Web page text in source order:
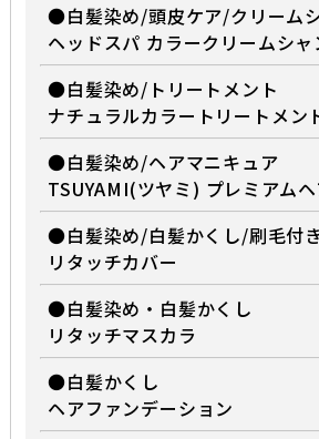
●白髪染め/頭皮ケア/クリーム
ヘッドスパ カラークリームシャ
●白髪染め/トリートメント
ナチュラルカラートリートメン
●白髪染め/ヘアマニキュア
TSUYAMI(ツヤミ) プレミアム
●白髪染め/白髪かくし/刷毛付き
リタッチカバー
●白髪染め・白髪かくし
リタッチマスカラ
●白髪かくし
ヘアファンデーション